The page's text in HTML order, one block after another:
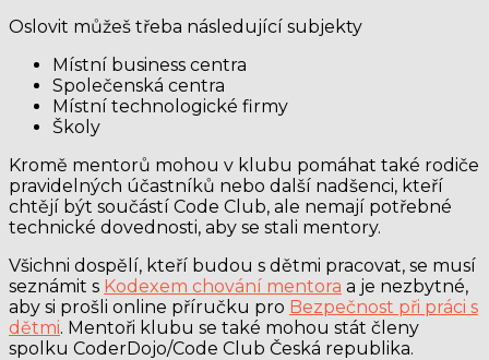
Oslovit můžeš třeba následující subjekty
Místní business centra
Společenská centra
Místní technologické firmy
Školy
Kromě mentorů mohou v klubu pomáhat také rodiče
pravidelných účastníků nebo další nadšenci, kteří
chtějí být součástí Code Club, ale nemají potřebné
technické dovednosti, aby se stali mentory.
Všichni dospělí, kteří budou s dětmi pracovat, se musí
seznámit s Kodexem chování mentora a je nezbytné,
aby si prošli online příručku pro Bezpečnost při práci s
dětmi. Mentoři klubu se také mohou stát členy
spolku CoderDojo/Code Club Česká republika.